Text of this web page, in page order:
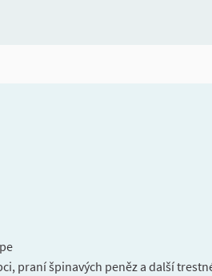
praní špinavých peněz a další